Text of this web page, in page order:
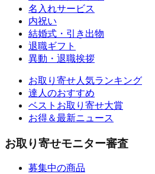
名入れサービス
内祝い
結婚式・引き出物
退職ギフト
異動・退職挨拶
お取り寄せ人気ランキング
達人のおすすめ
ベストお取り寄せ大賞
お得＆最新ニュース
お取り寄せモニター審査
募集中の商品